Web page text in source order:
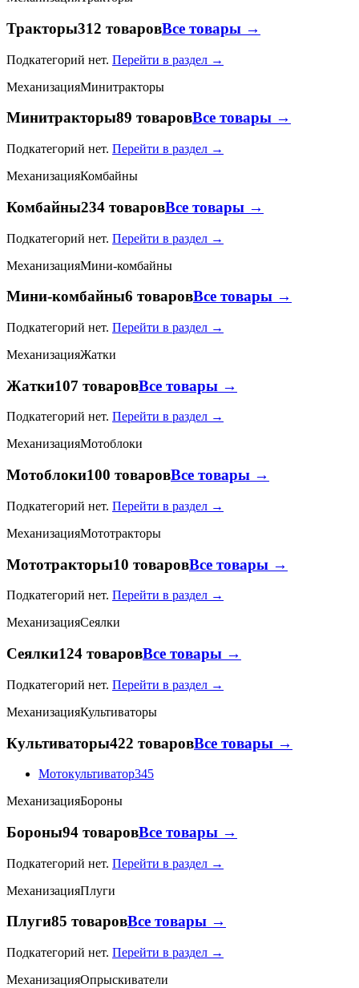
Тракторы312 товаровВсе товары →
Подкатегорий нет. Перейти в раздел →
МеханизацияМинитракторы
Минитракторы89 товаровВсе товары →
Подкатегорий нет. Перейти в раздел →
МеханизацияКомбайны
Комбайны234 товаровВсе товары →
Подкатегорий нет. Перейти в раздел →
МеханизацияМини-комбайны
Мини-комбайны6 товаровВсе товары →
Подкатегорий нет. Перейти в раздел →
МеханизацияЖатки
Жатки107 товаровВсе товары →
Подкатегорий нет. Перейти в раздел →
МеханизацияМотоблоки
Мотоблоки100 товаровВсе товары →
Подкатегорий нет. Перейти в раздел →
МеханизацияМототракторы
Мототракторы10 товаровВсе товары →
Подкатегорий нет. Перейти в раздел →
МеханизацияСеялки
Сеялки124 товаровВсе товары →
Подкатегорий нет. Перейти в раздел →
МеханизацияКультиваторы
Культиваторы422 товаровВсе товары →
Мотокультиватор345
МеханизацияБороны
Бороны94 товаровВсе товары →
Подкатегорий нет. Перейти в раздел →
МеханизацияПлуги
Плуги85 товаровВсе товары →
Подкатегорий нет. Перейти в раздел →
МеханизацияОпрыскиватели